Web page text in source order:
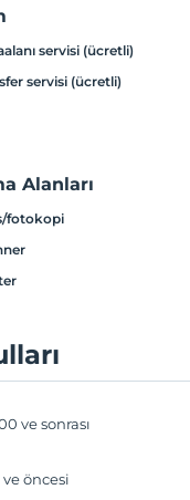
servisi (ücretli)
servisi (ücretli)
Alanları
fotokopi
ve sonrası
ve öncesi